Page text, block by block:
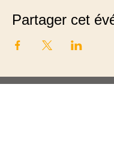
Partager cet